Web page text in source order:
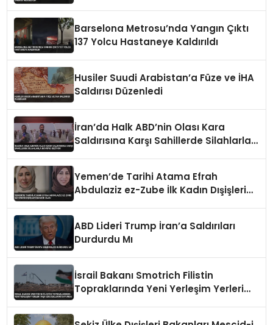
Barselona Metrosu’nda Yangın Çıktı
137 Yolcu Hastaneye Kaldırıldı
Husiler Suudi Arabistan’a Füze ve İHA
Saldırısı Düzenledi
İran’da Halk ABD’nin Olası Kara
Saldırısına Karşı Sahillerde Silahlarla
Yemen’de Tarihi Atama Efrah
Abdulaziz ez-Zube İlk Kadın Dışişleri
ABD Lideri Trump İran’a Saldırıları
Durdurdu Mı
İsrail Bakanı Smotrich Filistin
Topraklarında Yeni Yerleşim Yerleri